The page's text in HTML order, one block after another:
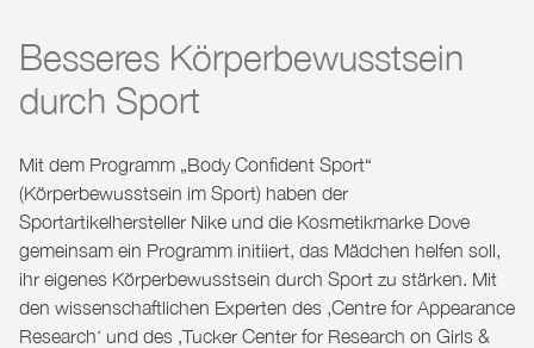
Besseres Körperbewusstsein
durch Sport
Mit dem Programm „Body Confident Sport“
(Körperbewusstsein im Sport) haben der
Sportartikelhersteller Nike und die Kosmetikmarke Dove
gemeinsam ein Programm initiiert, das Mädchen helfen soll,
ihr eigenes Körperbewusstsein durch Sport zu stärken. Mit
den wissenschaftlichen Experten des ‚Centre for Appearance
Research‘ und des ‚Tucker Center for Research on Girls &